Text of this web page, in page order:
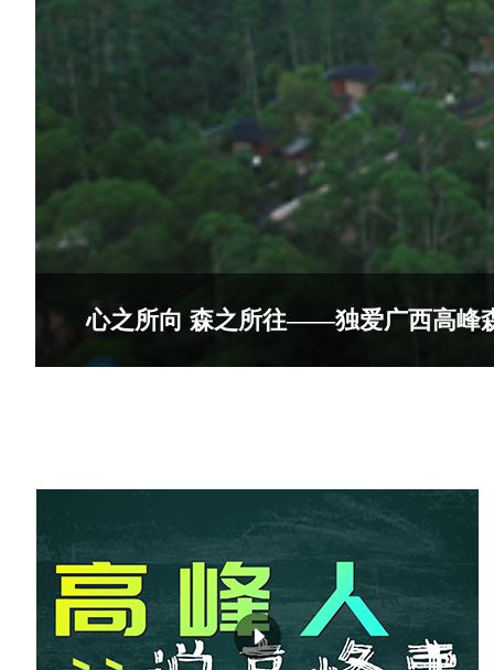
心之所向 森之所往——独爱广西高峰